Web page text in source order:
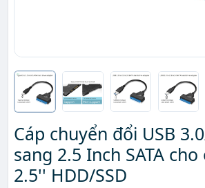
Cáp chuyển đổi USB
sang 2.5 Inch SATA
2.5'' HDD/SSD